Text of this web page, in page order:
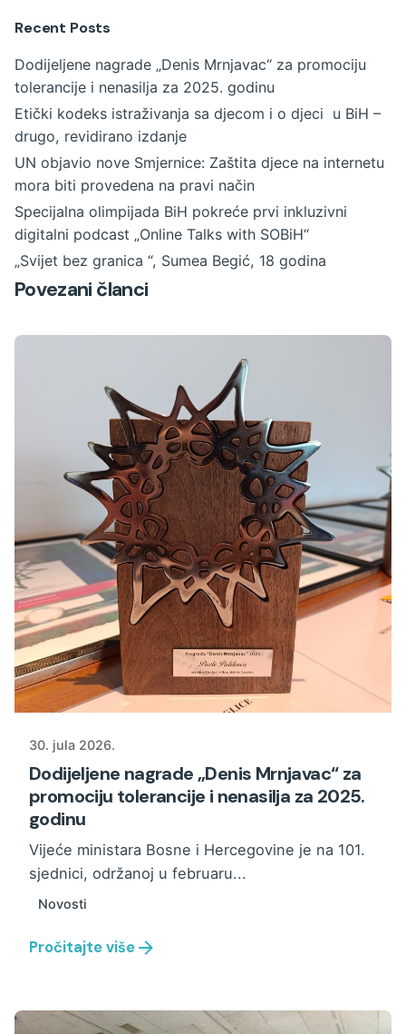
Recent Posts
Dodijeljene nagrade „Denis Mrnjavac“ za promociju
tolerancije i nenasilja za 2025. godinu
Etički kodeks istraživanja sa djecom i o djeci u BiH –
drugo, revidirano izdanje
UN objavio nove Smjernice: Zaštita djece na internetu
mora biti provedena na pravi način
Specijalna olimpijada BiH pokreće prvi inkluzivni
digitalni podcast „Online Talks with SOBiH“
„Svijet bez granica “, Sumea Begić, 18 godina
Povezani članci
30. jula 2026.
Dodijeljene nagrade „Denis Mrnjavac“ za
promociju tolerancije i nenasilja za 2025.
godinu
Vijeće ministara Bosne i Hercegovine je na 101.
sjednici, održanoj u februaru...
Novosti
Pročitajte više